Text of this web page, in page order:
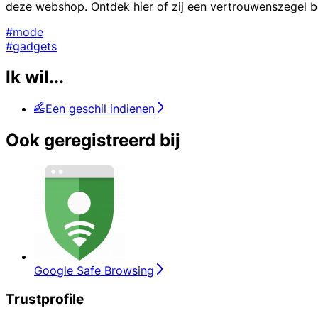
deze webshop. Ontdek hier of zij een vertrouwenszegel
#mode
#gadgets
Ik wil...
Een geschil indienen
Ook geregistreerd bij
Google Safe Browsing
Trustprofile